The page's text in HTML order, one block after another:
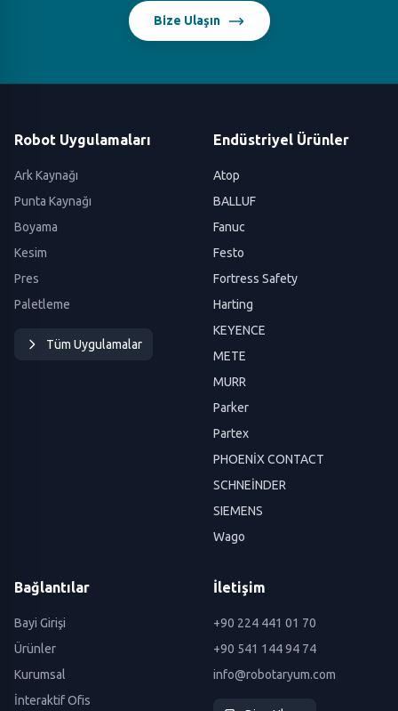
Bize Ulaşın
Robot Uygulamaları
Ark Kaynağı
Punta Kaynağı
Boyama
Kesim
Pres
Paletleme
Tüm Uygulamalar
Endüstriyel Ürünler
Atop
BALLUF
Fanuc
Festo
Fortress Safety
Harting
KEYENCE
METE
MURR
Parker
Partex
PHOENİX CONTACT
SCHNEİNDER
SIEMENS
Wago
Bağlantılar
Bayi Girişi
Ürünler
Kurumsal
İnteraktif Ofis
İletişim
+90 224 441 01 70
+90 541 144 94 74
info@robotaryum.com